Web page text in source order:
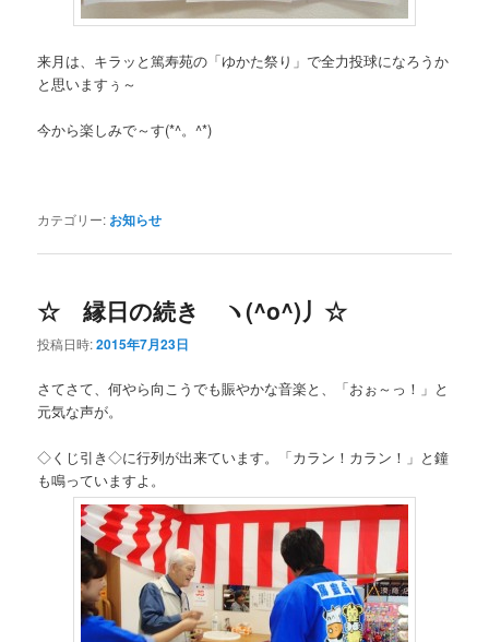
来月は、キラッと篤寿苑の「ゆかた祭り」で全力投球になろうか
と思いますぅ～
今から楽しみで～す(*^。^*)
カテゴリー: お知らせ
☆ 縁日の続き ヽ(^o^)丿☆
投稿日時:2015年7月23日
さてさて、何やら向こうでも賑やかな音楽と、「おぉ～っ！」と
元気な声が。
◇くじ引き◇に行列が出来ています。「カラン！カラン！」と鐘
も鳴っていますよ。